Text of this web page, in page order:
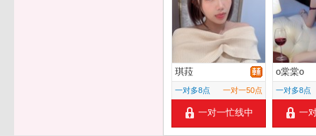
琪菈
一对多8点 一对一50点
一对一忙线中
o棠棠o
一对多8点
一